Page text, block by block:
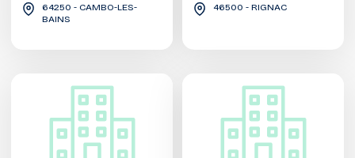
64250 - CAMBO-LES-
BAINS
46500 - RIGNAC